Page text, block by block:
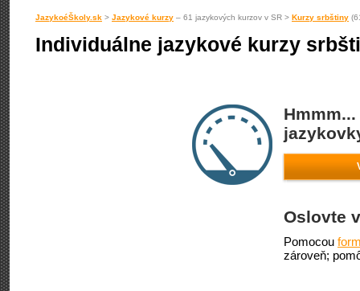
JazykoéŠkoly.sk > Jazykové kurzy – 61 jazykových kurzov v SR > Kurzy srbštiny
Individuálne jazykové kurzy
Oslovte
Pomocou
zároveň;